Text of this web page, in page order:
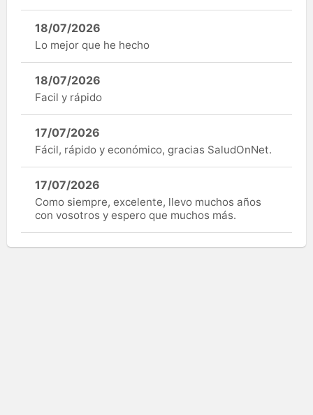
18/07/2026
Lo mejor que he hecho
18/07/2026
Facil y rápido
17/07/2026
Fácil, rápido y económico, gracias SaludOnNet.
17/07/2026
Como siempre, excelente, llevo muchos años
con vosotros y espero que muchos más.